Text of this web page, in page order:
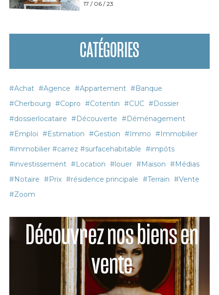
17 / 06 / 23
CATÉGORIES
#Achat #Agence #Appartement #Banque
#Cherbourg #Copro #Cotentin #CUC #Dossier
#dossierlocataire #Découverte #Déménagement
#Emploi #Estimation #Gestion #Immo #Immobilier
#immobilier #carrez #surfacehabitable #impôts
#investissement #Location #louer #Maison #Médias
#Notaire #Prix #résidence principale #Terrain #Vente
#Zoom
Découvrez nos biens en
vente